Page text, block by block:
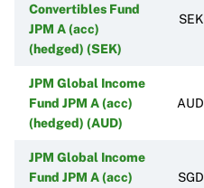
Convertibles Fund
JPM A (acc)
(hedged) (SEK)
SEK
JPM Global Income
Fund JPM A (acc)
(hedged) (AUD)
AUD
JPM Global Income
Fund JPM A (acc)
SGD